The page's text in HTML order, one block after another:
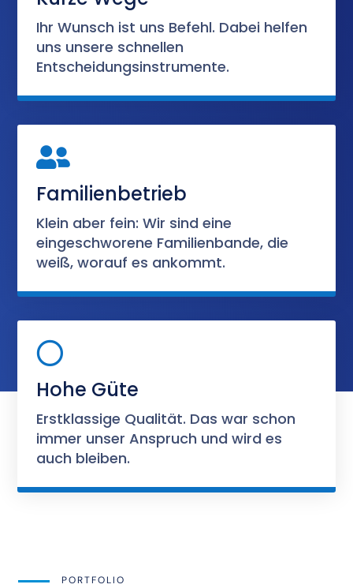
Ihr Wunsch ist uns Befehl. Dabei helfen
uns unsere schnellen
Entscheidungsinstrumente.

Familienbetrieb
Klein aber fein: Wir sind eine
eingeschworene Familienbande, die
weiß, worauf es ankommt.

Hohe Güte
Erstklassige Qualität. Das war schon
immer unser Anspruch und wird es
auch bleiben.
PORTFOLIO